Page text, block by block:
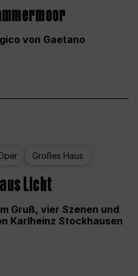
von Gaetano
Großes Haus
Licht
Gruß, vier Szenen und
Karlheinz Stockhausen